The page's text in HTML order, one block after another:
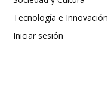
Tecnología e Innovación
Iniciar sesión